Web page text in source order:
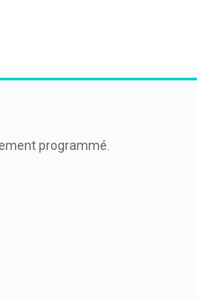
programmé.